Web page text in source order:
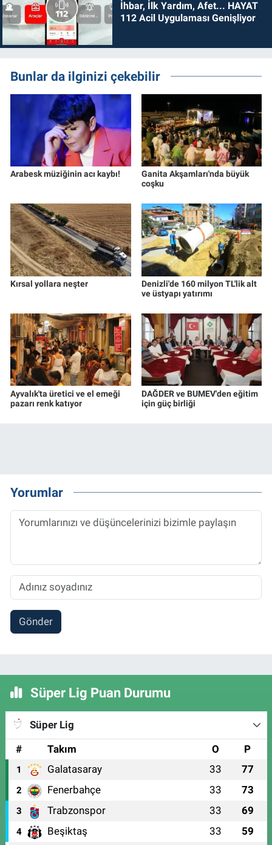
İhbar, İlk Yardım, Afet... HAYAT
112 Acil Uygulaması Genişliyor
Bunlar da ilginizi çekebilir
Arabesk müziğinin acı kaybı!
Ganita Akşamları'nda büyük
coşku
Kırsal yollara neşter
Denizli'de 160 milyon TL'lik alt
ve üstyapı yatırımı
Ayvalık'ta üretici ve el emeği
pazarı renk katıyor
DAĞDER ve BUMEV'den eğitim
için güç birliği
Yorumlar
Gönder
Süper Lig Puan Durumu
Süper Lig
#
Takım O P
1 Galatasaray 33 77
2 Fenerbahçe 33 73
3 Trabzonspor 33 69
4 Beşiktaş 33 59